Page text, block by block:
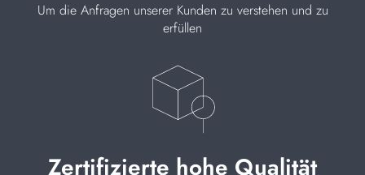
Um die Anfragen unserer Kunden zu verstehen und zu
erfüllen
Zertifizierte hohe Qualität